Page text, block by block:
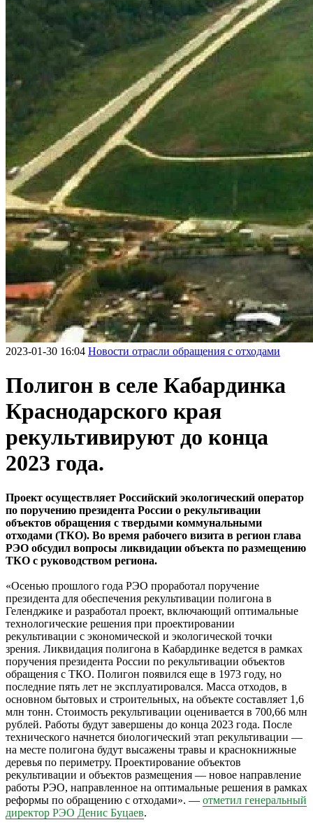
2023-01-30 16:04 Новости отрасли обращения с отходами
Полигон в селе Кабардинка
Краснодарского края
рекультивируют до конца
2023 года.
Проект осуществляет Российский экологический оператор
по поручению президента России о рекультивации
объектов обращения с твердыми коммунальными
отходами (ТКО). Во время рабочего визита в регион глава
РЭО обсудил вопросы ликвидации объекта по размещению
ТКО с руководством региона.
«Осенью прошлого года РЭО проработал поручение
президента для обеспечения рекультивации полигона в
Геленджике и разработал проект, включающий оптимальные
технологические решения при проектировании
рекультивации с экономической и экологической точки
зрения. Ликвидация полигона в Кабардинке ведется в рамках
поручения президента России по рекультивации объектов
обращения с ТКО. Полигон появился еще в 1973 году, но
последние пять лет не эксплуатировался. Масса отходов, в
основном бытовых и строительных, на объекте составляет 1,6
млн тонн. Стоимость рекультивации оценивается в 700,66 млн
рублей. Работы будут завершены до конца 2023 года. После
технического начнется биологический этап рекультивации —
на месте полигона будут высажены травы и краснокнижные
деревья по периметру. Проектирование объектов
рекультивации и объектов размещения — новое направление
работы РЭО, направленное на оптимальные решения в рамках
реформы по обращению с отходами». — отметил генеральный
директор РЭО Денис Буцаев.